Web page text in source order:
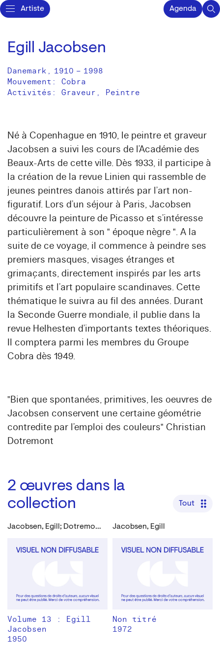
Artiste Agenda
Egill Jacobsen
Danemark , 1910 – 1998
Mouvement: Cobra
Activités: Graveur Peintre
Né à Copenhague en 1910, le peintre et graveur
Jacobsen a suivi les cours de l’Académie des
Beaux-Arts de cette ville. Dès 1933, il participe à
la création de la revue Linien qui rassemble de
jeunes peintres danois attirés par l’art non-
figuratif. Lors d’un séjour à Paris, Jacobsen
découvre la peinture de Picasso et s’intéresse
particulièrement à son " époque nègre ". A la
suite de ce voyage, il commence à peindre ses
premiers masques, visages étranges et
grimaçants, directement inspirés par les arts
primitifs et l’art populaire scandinaves. Cette
thématique le suivra au fil des années. Durant
la Seconde Guerre mondiale, il publie dans la
revue Helhesten d’importants textes théoriques.
Il comptera parmi les membres du Groupe
Cobra dès 1949.
"Bien que spontanées, primitives, les oeuvres de
Jacobsen conservent une certaine géométrie
contredite par l’emploi des couleurs" Christian
Dotremont
2 œuvres dans la
collection
Tout
Jacobsen, Egill; Dotremont, Christian
Volume 13 : Egill
Jacobsen
1950
Jacobsen, Egill
Non titré
1972